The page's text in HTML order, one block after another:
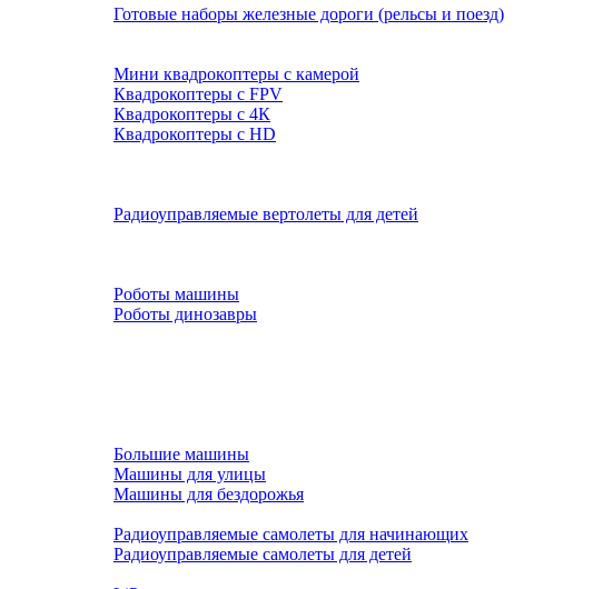
Готовые наборы железные дороги (рельсы и поезд)
Мини квадрокоптеры с камерой
Квадрокоптеры с FPV
Квадрокоптеры с 4К
Квадрокоптеры с HD
Радиоуправляемые вертолеты для детей
Роботы машины
Роботы динозавры
Большие машины
Машины для улицы
Машины для бездорожья
Радиоуправляемые самолеты для начинающих
Радиоуправляемые самолеты для детей